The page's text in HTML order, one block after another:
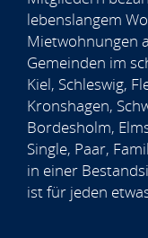
lebenslangem
Mietwohnungen
Gemeinden im
Kiel, Schleswig,
Kronshagen,
Bordesholm,
Single, Paar,
in einer
ist für jeden